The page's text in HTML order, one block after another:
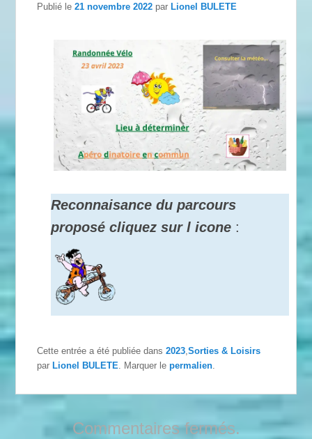
Publié le21 novembre 2022 parLionel BULETE
Reconnaisance du parcours
proposé cliquez sur l icone :
Cette entrée a été publiée dans2023,Sorties & Loisirs
par Lionel BULETE. Marquer lepermalien.
Commentaires fermés.